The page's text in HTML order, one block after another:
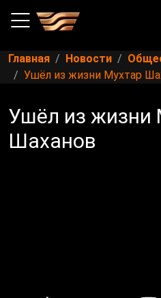
Главная Новости
Ушёл из жизни Мухтар
Ушёл из жизни
Шаханов